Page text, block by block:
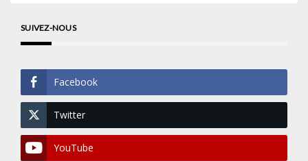
SUIVEZ-NOUS
Facebook
Twitter
YouTube